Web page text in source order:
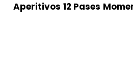
Aperitivos 12 Pases